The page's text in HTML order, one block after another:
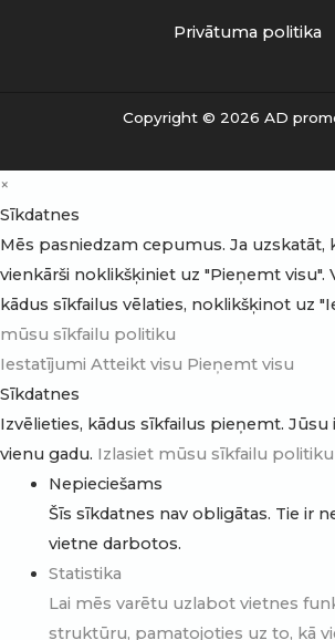
Privātuma politika
Copyright © 2026 AD
×
Sīkdatnes
Mēs pasniedzam cepumus. Ja uzskatāt,
vienkārši noklikšķiniet uz "Pieņemt visu".
kādus sīkfailus vēlaties, noklikšķinot uz
mūsu sīkfailu politiku
Iestatījumi Atteikt visu Pieņemt visu
Sīkdatnes
Izvēlieties, kādus sīkfailus pieņemt. Jūsu
vienu gadu. Izlasiet mūsu sīkfailu politiku
Nepieciešams
Šīs sīkdatnes nav obligātas. Tie ir
vietne darbotos.
Statistika
Lai mēs varētu uzlabot vietnes
struktūru, pamatojoties uz to, kā